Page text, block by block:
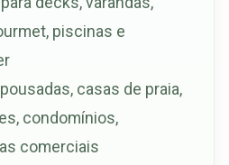
piscinas e
casas de praia,
condomínios,
comerciais